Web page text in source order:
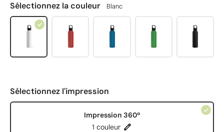
Sélectionnez la couleur Blanc
Sélectionnez l'impression
Impression 360º
1 couleur